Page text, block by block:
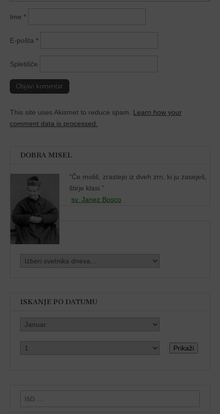
Ime *
E-pošta *
Spletišče
This site uses Akismet to reduce spam. Learn how your
comment data is processed.
DOBRA MISEL
"Če moliš, zrastejo iz dveh zrn, ki ju zaseješ,
štirje klasi."
sv. Janez Bosco
ISKANJE PO DATUMU
Prikaži
Išči: